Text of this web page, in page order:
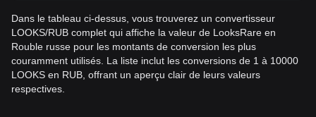
Dans le tableau ci-dessus, vous trouverez un convertisseur
LOOKS/RUB complet qui affiche la valeur de LooksRare en
Rouble russe pour les montants de conversion les plus
couramment utilisés. La liste inclut les conversions de 1 à 10000
LOOKS en RUB, offrant un aperçu clair de leurs valeurs
respectives.